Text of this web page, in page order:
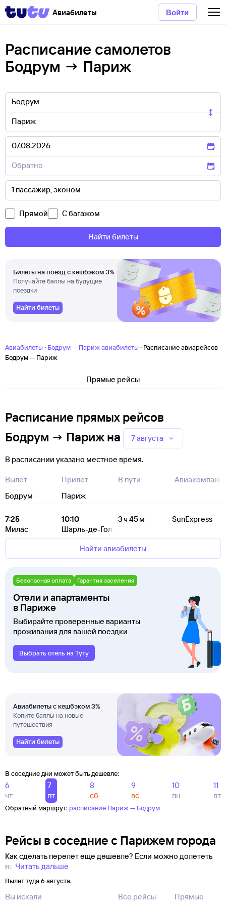
Авиабилеты Войти
Расписание самолетов
Бодрум → Париж
Прямой С багажом
Найти билеты
Билеты на поезд с кешбэком 3%
Получайте баллы на будущие
поездки
Найти билеты
Авиабилеты · Бодрум — Париж авиабилеты · Расписание авиарейсов
Бодрум — Париж
Прямые рейсы
Расписание прямых рейсов
Бодрум → Париж на 7 августа
В расписании указано местное время.
Вылет
Бодрум
Прилет
Париж
В пути
7:25
Милас
10:10
Шарль-де-Голль
3 ч 45 м SunExpress
Найти авиабилеты
Безопасная оплата Гарантия заселения
Отели и апартаменты
в Париже
Выбирайте проверенные варианты
проживания для вашей поездки
Выбрать отель на Туту
Авиабилеты с кешбэком 3%
Копите баллы на новые
путешествия
Найти билеты
В соседние дни может быть дешевле:
6
чт
7
пт
8
сб
9
вс
10
пн
11
вт
Обратный маршрут: расписание Париж — Бодрум
Рейсы в соседние с Парижем города
Как сделать перелет еще дешевле? Если можно долететь
на Читать дальше
Вылет туда 6 августа.
Вы искали Все рейсы Прямые